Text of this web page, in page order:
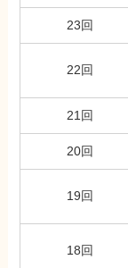
23回
22回
21回
20回
19回
18回